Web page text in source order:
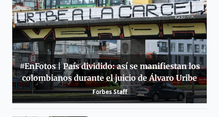
#EnFotos | País dividido: así se manifiestan los
colombianos durante el juicio de Álvaro Uribe
Forbes Staff